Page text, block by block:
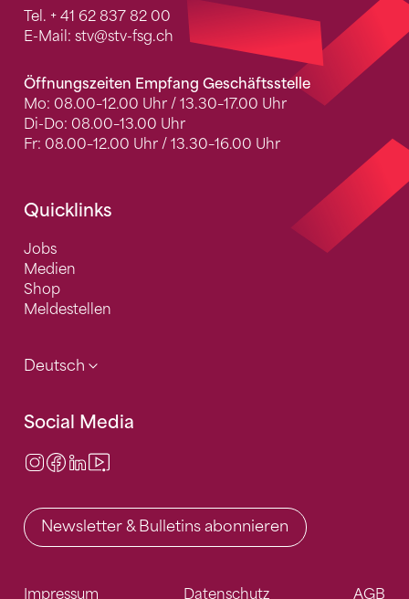
Tel. + 41 62 837 82 00
E-Mail: stv@stv-fsg.ch
Öffnungszeiten Empfang Geschäftsstelle
Mo: 08.00–12.00 Uhr / 13.30–17.00 Uhr
Di-Do: 08.00–13.00 Uhr
Fr: 08.00–12.00 Uhr / 13.30–16.00 Uhr
Quicklinks
Jobs
Medien
Shop
Meldestellen
Deutsch
Social Media
Instagram
Facebook
LinkedIn
Newsletter & Bulletins abonnieren
Impressum Datenschutz AGB